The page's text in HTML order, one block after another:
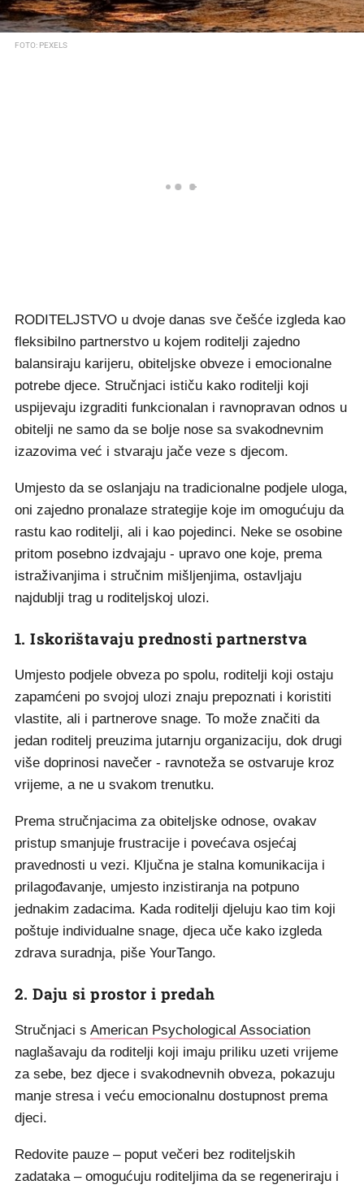
FOTO: PEXELS
RODITELJSTVO u dvoje danas sve češće izgleda kao
fleksibilno partnerstvo u kojem roditelji zajedno
balansiraju karijeru, obiteljske obveze i emocionalne
potrebe djece. Stručnjaci ističu kako roditelji koji
uspijevaju izgraditi funkcionalan i ravnopravan odnos u
obitelji ne samo da se bolje nose sa svakodnevnim
izazovima već i stvaraju jače veze s djecom.
Umjesto da se oslanjaju na tradicionalne podjele uloga,
oni zajedno pronalaze strategije koje im omogućuju da
rastu kao roditelji, ali i kao pojedinci. Neke se osobine
pritom posebno izdvajaju - upravo one koje, prema
istraživanjima i stručnim mišljenjima, ostavljaju
najdublji trag u roditeljskoj ulozi.
1. Iskorištavaju prednosti partnerstva
Umjesto podjele obveza po spolu, roditelji koji ostaju
zapamćeni po svojoj ulozi znaju prepoznati i koristiti
vlastite, ali i partnerove snage. To može značiti da
jedan roditelj preuzima jutarnju organizaciju, dok drugi
više doprinosi navečer - ravnoteža se ostvaruje kroz
vrijeme, a ne u svakom trenutku.
Prema stručnjacima za obiteljske odnose, ovakav
pristup smanjuje frustracije i povećava osjećaj
pravednosti u vezi. Ključna je stalna komunikacija i
prilagođavanje, umjesto inzistiranja na potpuno
jednakim zadacima. Kada roditelji djeluju kao tim koji
poštuje individualne snage, djeca uče kako izgleda
zdrava suradnja, piše YourTango.
2. Daju si prostor i predah
Stručnjaci s American Psychological Association
naglašavaju da roditelji koji imaju priliku uzeti vrijeme
za sebe, bez djece i svakodnevnih obveza, pokazuju
manje stresa i veću emocionalnu dostupnost prema
djeci.
Redovite pauze – poput večeri bez roditeljskih
zadataka – omogućuju roditeljima da se regeneriraju i